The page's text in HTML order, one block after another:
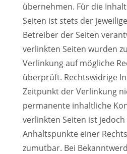
übernehmen. Für die
Seiten ist stets der
Betreiber der Seiten
verlinkten Seiten wurden
Verlinkung auf mögliche
überprüft. Rechtswidrige
Zeitpunkt der Verlinkung
permanente inhaltliche
verlinkten Seiten ist
Anhaltspunkte einer
zumutbar. Bei